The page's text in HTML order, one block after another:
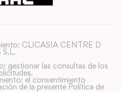
CLICASIA CENTRE D
S.L.
gestionar las consultas de los
el consentimiento
de la presente Política de